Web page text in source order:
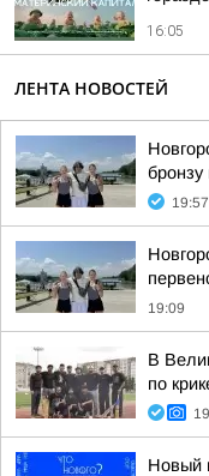
16:05
ЛЕНТА НОВОСТЕЙ
бронзу
19:57
19:09
В
по
Новый